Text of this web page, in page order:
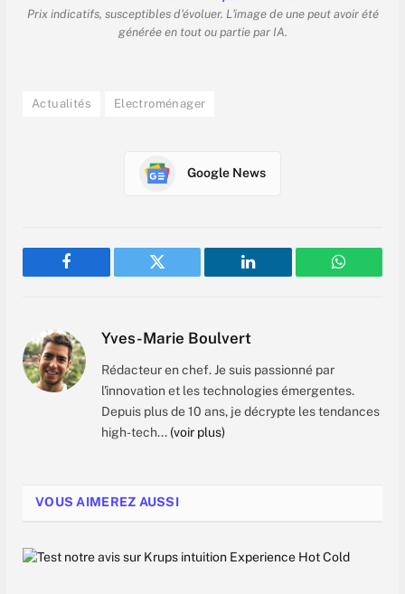
Prix indicatifs, susceptibles d'évoluer. L'image de une peut avoir été
générée en tout ou partie par IA.
Actualités Electroménager
Google News
Facebook Twitter LinkedIn
Yves-Marie Boulvert
Rédacteur en chef. Je suis passionné par
l'innovation et les technologies émergentes.
Depuis plus de 10 ans, je décrypte les tendances
high-tech... (voir plus)
VOUS AIMEREZ AUSSI